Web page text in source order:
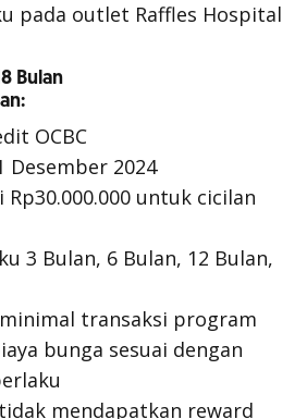
pada outlet Raffles Hospital
Bulan
OCBC
Desember 2024
untuk cicilan
3 Bulan, 6 Bulan, 12 Bulan,
transaksi program
bunga sesuai dengan
mendapatkan reward